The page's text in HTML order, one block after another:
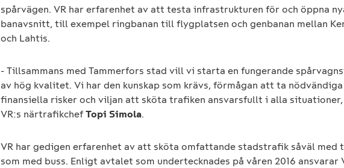
spårvägen. VR har erfarenhet av att testa infrastrukturen för och öppna
banavsnitt, till exempel ringbanan till flygplatsen och genbanan mellan
och Lahtis.
- Tillsammans med Tammerfors stad vill vi starta en fungerande
av hög kvalitet. Vi har den kunskap som krävs, förmågan att ta nödvändiga
finansiella risker och viljan att sköta trafiken ansvarsfullt i alla
VR:s närtrafikchefTopi Simola.
VR har gedigen erfarenhet av att sköta omfattande stadstrafik såväl med
som med buss. Enligt avtalet som undertecknades på våren 2016 ansvarar